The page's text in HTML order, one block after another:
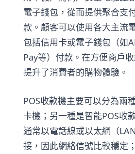
電子錢包，從而提供聚合支
款。顧客可以使用各大主流
包括信用卡或電子錢包（如
Pay等）付款。在方便商戶
提升了消費者的購物體驗。
POS收款機主要可以分為兩
卡機；另一種是智能POS收
通常以電話線或以太網（
接，因此網絡信號比較穩定